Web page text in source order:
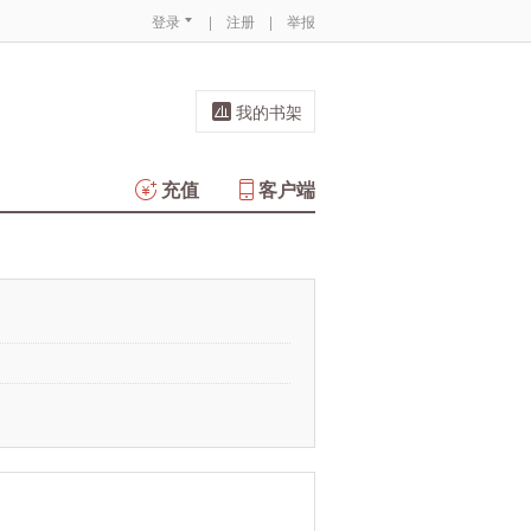
登录 | 注册 | 举报
我的书架
客户端
充值